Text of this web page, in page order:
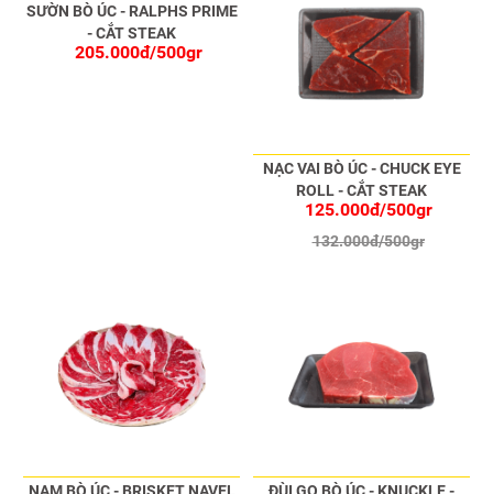
SƯỜN BÒ ÚC - RALPHS PRIME
- CẮT STEAK
205.000đ/500gr
NẠC VAI BÒ ÚC - CHUCK EYE
ROLL - CẮT STEAK
125.000đ/500gr
132.000đ/500gr